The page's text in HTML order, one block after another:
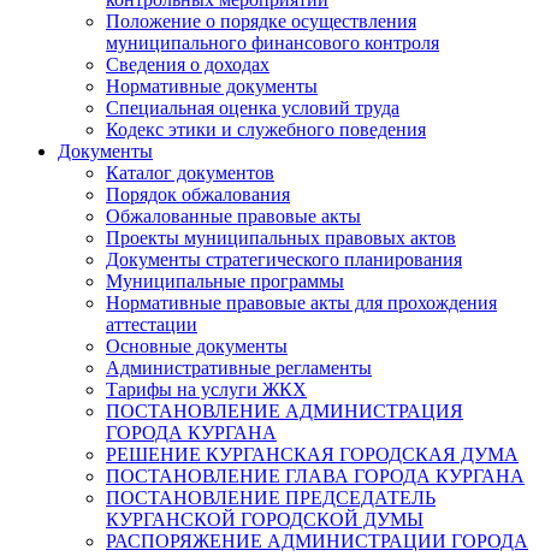
Положение о порядке осуществления
муниципального финансового контроля
Сведения о доходах
Нормативные документы
Специальная оценка условий труда
Кодекс этики и служебного поведения
Документы
Каталог документов
Порядок обжалования
Обжалованные правовые акты
Проекты муниципальных правовых актов
Документы стратегического планирования
Муниципальные программы
Нормативные правовые акты для прохождения
аттестации
Основные документы
Административные регламенты
Тарифы на услуги ЖКХ
ПОСТАНОВЛЕНИЕ АДМИНИСТРАЦИЯ
ГОРОДА КУРГАНА
РЕШЕНИЕ КУРГАНСКАЯ ГОРОДСКАЯ ДУМА
ПОСТАНОВЛЕНИЕ ГЛАВА ГОРОДА КУРГАНА
ПОСТАНОВЛЕНИЕ ПРЕДСЕДАТЕЛЬ
КУРГАНСКОЙ ГОРОДСКОЙ ДУМЫ
РАСПОРЯЖЕНИЕ АДМИНИСТРАЦИИ ГОРОДА